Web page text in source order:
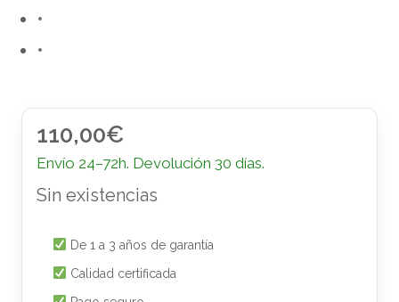
110,00€
Envío 24–72h. Devolución 30 días.
Sin existencias
De 1 a 3 años de garantía
Calidad certificada